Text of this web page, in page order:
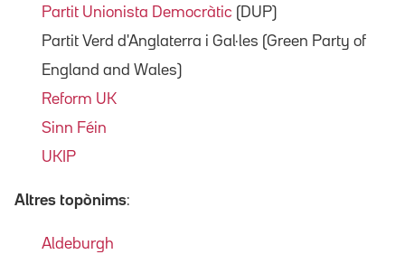
Partit Unionista Democràtic (DUP)
Partit Verd d'Anglaterra i Gal·les (Green Party of
England and Wales)
Reform UK
Sinn Féin
UKIP
Altres topònims:
Aldeburgh